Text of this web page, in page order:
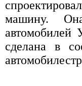
машину.
сделана в